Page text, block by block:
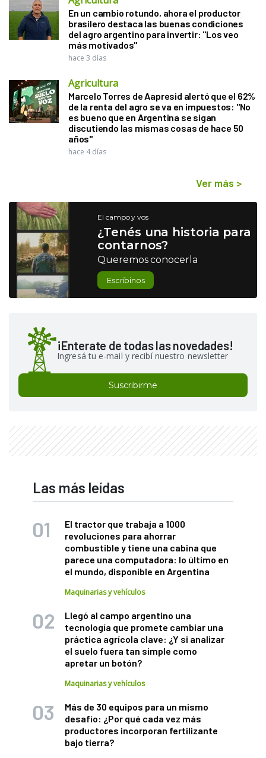
En un cambio rotundo, ahora el productor
brasilero destaca las buenas condiciones
del agro argentino para invertir: "Los veo
más motivados"
hace 3 días
Agricultura
Marcelo Torres de Aapresid alertó que el 62%
de la renta del agro se va en impuestos: "No
es bueno que en Argentina se sigan
discutiendo las mismas cosas de hace 50
años"
hace 4 días
Ver más >
El campo y vos
¿Tenés una historia para
contarnos?
Queremos conocerla
Escribinos
¡Enterate de todas las novedades!
Ingresá tu e-mail y recibí nuestro newsletter
Suscribirme
Las más leídas
El tractor que trabaja a 1000
revoluciones para ahorrar
combustible y tiene una cabina que
parece una computadora: lo último en
el mundo, disponible en Argentina
Maquinarias y vehículos
Llegó al campo argentino una
tecnología que promete cambiar una
práctica agrícola clave: ¿Y si analizar
el suelo fuera tan simple como
apretar un botón?
Maquinarias y vehículos
Más de 30 equipos para un mismo
desafío: ¿Por qué cada vez más
productores incorporan fertilizante
bajo tierra?